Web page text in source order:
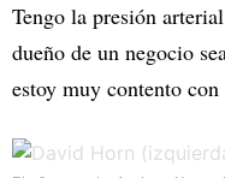
Tengo la presión
dueño de un negocio
estoy muy contento